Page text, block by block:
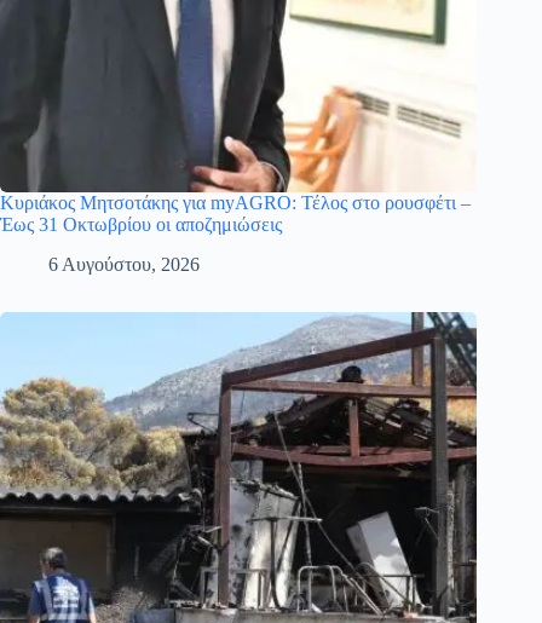
Κυριάκος Μητσοτάκης για myAGRO: Τέλος στο ρουσφέτι –
Έως 31 Οκτωβρίου οι αποζημιώσεις
6 Αυγούστου, 2026